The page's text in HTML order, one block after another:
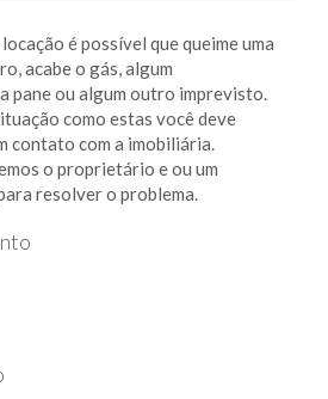
é possível que queime uma
acabe o gás, algum
pane ou algum outro imprevisto.
como estas você deve
contato com a imobiliária.
o proprietário e ou um
resolver o problema.